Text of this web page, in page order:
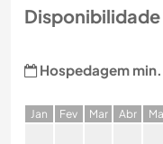
Disponibilidade
Hospedagem
Jan Fev Mar Abr M